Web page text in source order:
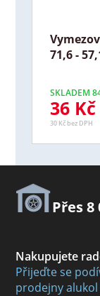
71,6 -
SKLADEM
36 Kč
30 Kč bez DPH
Přes
Nakupujete
Přijeďte se
prodejny